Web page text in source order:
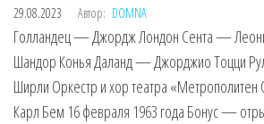
29.08.2023 Автор: DOMNA
Голландец — Джордж Лондон Сента —
Шандор Конья Даланд — Джорджио Тоцци
Ширли Оркестр и хор театра
Карл Бем 16 февраля 1963 года Бонус —